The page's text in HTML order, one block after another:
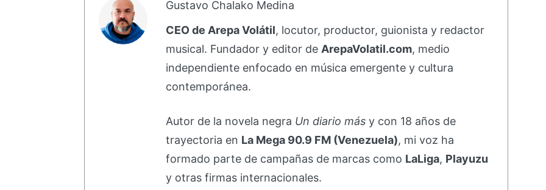
Gustavo Chalako Medina
CEO de Arepa Volátil, locutor, productor, guionista y redactor
musical. Fundador y editor de ArepaVolatil.com, medio
independiente enfocado en música emergente y cultura
contemporánea.
Autor de la novela negra Un diario másy con 18 años de
trayectoria en La Mega 90.9 FM (Venezuela), mi voz ha
formado parte de campañas de marcas como LaLiga, Playuzu
y otras firmas internacionales.